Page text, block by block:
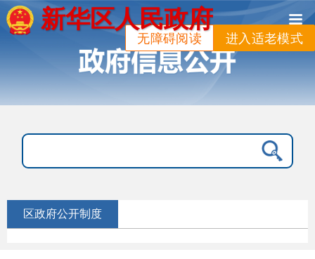
进入适老模式
无障碍阅读
新华区人民政府
区政府公开制度